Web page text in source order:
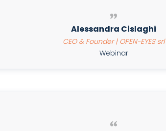
Alessandra Cislaghi
CEO & Founder | OPEN-EYES srl
Webinar